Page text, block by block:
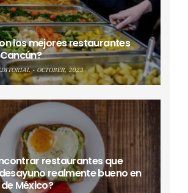
los mejores restaurantes
OCTOBER, 2023
restaurantes que
realmente bueno en
México?